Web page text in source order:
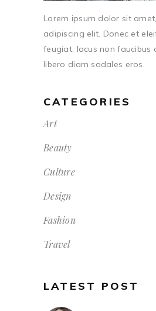
Lorem ipsum dolor sit
adipiscing elit. Donec et
feugiat, lacus non faucibus
libero diam sodales eros.
CATEGORIES
Art
Beauty
Culture
Design
Fashion
Travel
LATEST POST